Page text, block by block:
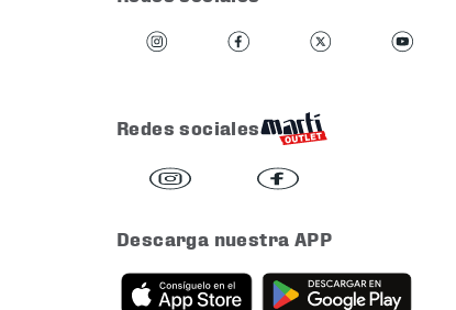
Redes sociales
Descarga nuestra APP